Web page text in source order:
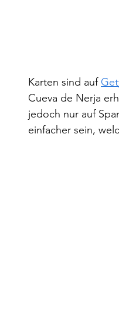
Karten sind auf
Cueva de Nerja
jedoch nur auf
einfacher sein,